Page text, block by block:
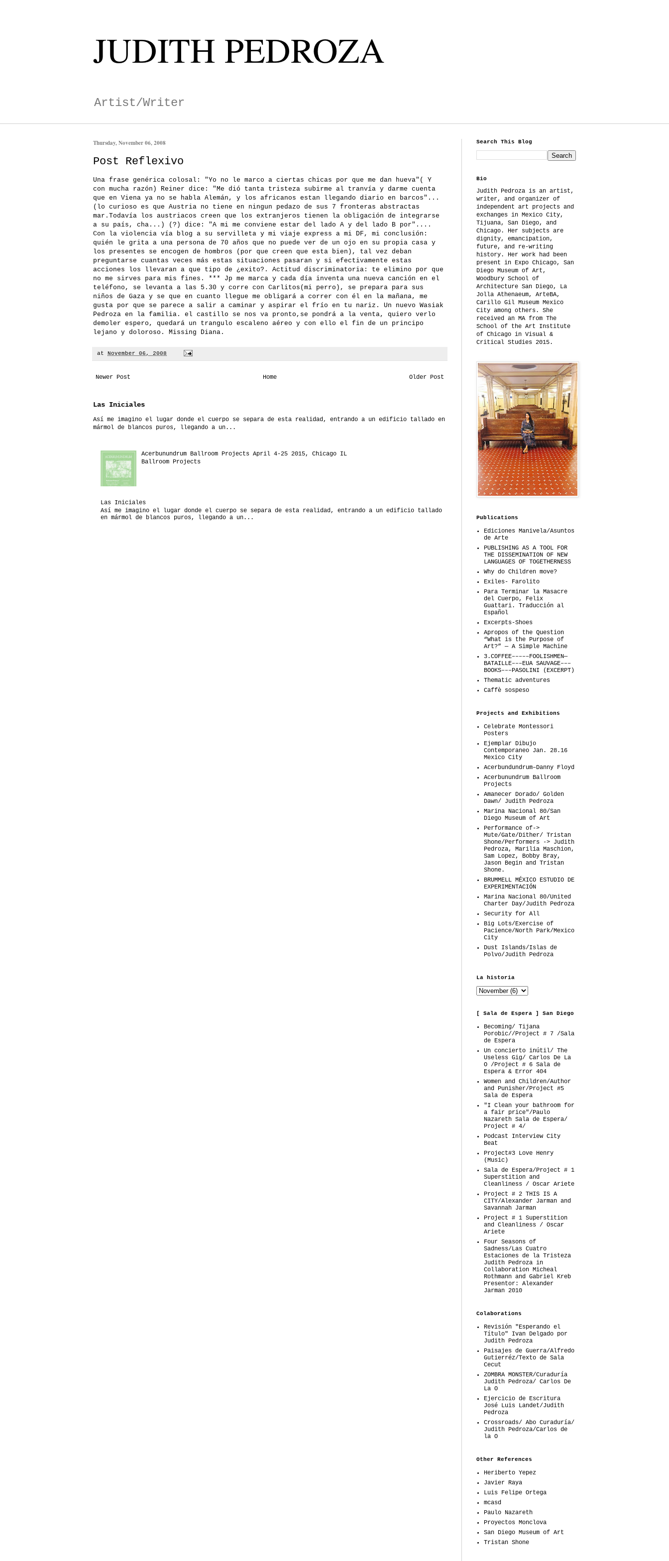
JUDITH PEDROZA
Artist/Writer
Thursday, November 06, 2008
Post Reflexivo
Una frase genérica colosal: "Yo no le marco a ciertas chicas por que me dan hueva"( Y
con mucha razón) Reiner dice: "Me dió tanta tristeza subirme al tranvía y darme cuenta
que en Viena ya no se habla Alemán, y los africanos estan llegando diario en barcos"...
(lo curioso es que Austria no tiene en ningun pedazo de sus 7 fronteras abstractas
mar.Todavía los austriacos creen que los extranjeros tienen la obligación de integrarse
a su país, cha...) (?) dice: "A mi me conviene estar del lado A y del lado B por"....
Con la violencia vía blog a su servilleta y mi viaje express a mi DF, mi conclusión:
quién le grita a una persona de 70 años que no puede ver de un ojo en su propia casa y
los presentes se encogen de hombros (por que creen que esta bien), tal vez deban
preguntarse cuantas veces más estas situaciones pasaran y si efectivamente estas
acciones los llevaran a que tipo de ¿exito?. Actitud discriminatoria: te elimino por que
no me sirves para mis fines. *** Jp me marca y cada día inventa una nueva canción en el
teléfono, se levanta a las 5.30 y corre con Carlitos(mi perro), se prepara para sus
niños de Gaza y se que en cuanto llegue me obligará a correr con él en la mañana, me
gusta por que se parece a salir a caminar y aspirar el frío en tu nariz. Un nuevo Wasiak
Pedroza en la familia. el castillo se nos va pronto,se pondrá a la venta, quiero verlo
demoler espero, quedará un trangulo escaleno aéreo y con ello el fin de un principo
lejano y doloroso. Missing Diana.
at November 06, 2008
Newer Post Older Post
Home
Las Iniciales
Así me imagino el lugar donde el cuerpo se separa de esta realidad, entrando a un edificio tallado en
mármol de blancos puros, llegando a un...
Acerbunundrum Ballroom Projects April 4-25 2015, Chicago IL
Ballroom Projects
Las Iniciales
Así me imagino el lugar donde el cuerpo se separa de esta realidad, entrando a un edificio tallado
en mármol de blancos puros, llegando a un...
Search This Blog
Bio
Judith Pedroza is an artist,
writer, and organizer of
independent art projects and
exchanges in Mexico City,
Tijuana, San Diego, and
Chicago. Her subjects are
dignity, emancipation,
future, and re-writing
history. Her work had been
present in Expo Chicago, San
Diego Museum of Art,
Woodbury School of
Architecture San Diego, La
Jolla Athenaeum, ArteBA,
Carillo Gil Museum Mexico
City among others. She
received an MA from The
School of the Art Institute
of Chicago in Visual &
Critical Studies 2015.
Publications
Ediciones Manivela/Asuntos
de Arte
PUBLISHING AS A TOOL FOR
THE DISSEMINATION OF NEW
LANGUAGES OF TOGETHERNESS
Why do Children move?
Exiles- Farolito
Para Terminar la Masacre
del Cuerpo, Felix
Guattari. Traducción al
Español
Excerpts-Shoes
Apropos of the Question
“What is the Purpose of
Art?” — A Simple Machine
3.COFFEE–––––FOOLISHMEN—
BATAILLE–––EUA SAUVAGE–––
BOOKS–––PASOLINI (EXCERPT)
Thematic adventures
Caffè sospeso
Projects and Exhibitions
Celebrate Montessori
Posters
Ejemplar Dibujo
Contemporaneo Jan. 28.16
Mexico City
Acerbundundrum–Danny Floyd
Acerbunundrum Ballroom
Projects
Amanecer Dorado/ Golden
Dawn/ Judith Pedroza
Marina Nacional 80/San
Diego Museum of Art
Performance of->
Mute/Gate/Dither/ Tristan
Shone/Performers -> Judith
Pedroza, Marilia Maschion,
Sam Lopez, Bobby Bray,
Jason Begin and Tristan
Shone.
BRUMMELL MÉXICO ESTUDIO DE
EXPERIMENTACIÓN
Marina Nacional 80/United
Charter Day/Judith Pedroza
Security for All
Big Lots/Exercise of
Pacience/North Park/Mexico
City
Dust Islands/Islas de
Polvo/Judith Pedroza
La historia
[ Sala de Espera ] San Diego
Becoming/ Tijana
Porobic//Project # 7 /Sala
de Espera
Un concierto inútil/ The
Useless Gig/ Carlos De La
O /Project # 6 Sala de
Espera & Error 404
Women and Children/Author
and Punisher/Project #5
Sala de Espera
"I Clean your bathroom for
a fair price"/Paulo
Nazareth Sala de Espera/
Project # 4/
Podcast Interview City
Beat
Project#3 Love Henry
(Music)
Sala de Espera/Project # 1
Superstition and
Cleanliness / Oscar Ariete
Project # 2 THIS IS A
CITY/Alexander Jarman and
Savannah Jarman
Project # 1 Superstition
and Cleanliness / Oscar
Ariete
Four Seasons of
Sadness/Las Cuatro
Estaciones de la Tristeza
Judith Pedroza in
Collaboration Micheal
Rothmann and Gabriel Kreb
Presentor: Alexander
Jarman 2010
Colaborations
Revisión "Esperando el
Título" Ivan Delgado por
Judith Pedroza
Paisajes de Guerra/Alfredo
Gutierréz/Texto de Sala
Cecut
ZOMBRA MONSTER/Curaduría
Judith Pedroza/ Carlos De
La O
Ejercicio de Escritura
José Luis Landet/Judith
Pedroza
Crossroads/ Abo Curaduría/
Judith Pedroza/Carlos de
la O
Other References
Heriberto Yepez
Javier Raya
Luis Felipe Ortega
mcasd
Paulo Nazareth
Proyectos Monclova
San Diego Museum of Art
Tristan Shone